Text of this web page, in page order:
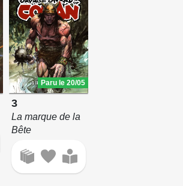
Paru le 20/05
3
La marque de la
Bête